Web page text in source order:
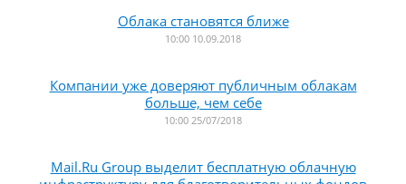
Облака становятся ближе
10:00 10.09.2018
Компании уже доверяют публичным облакам
больше, чем себе
10:00 25/07/2018
Mail.Ru Group выделит бесплатную облачную